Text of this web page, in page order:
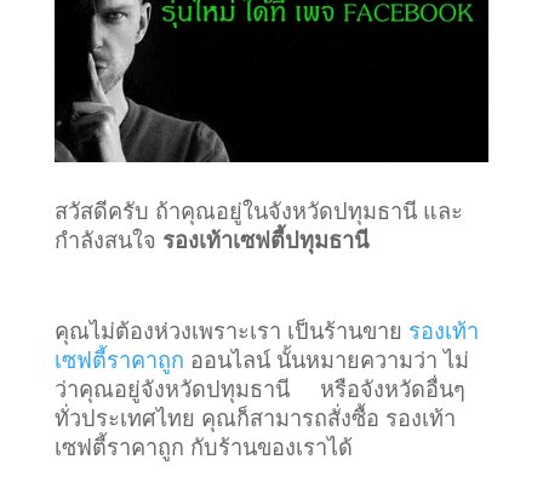
สวัสดีครับ ถ้าคุณอยู่ในจังหวัดปทุมธานี และ
กำลังสนใจ รองเท้าเซฟตี้ปทุมธานี
คุณไม่ต้องห่วงเพราะเรา เป็นร้านขาย รองเท้า
เซฟตี้ราคาถูก ออนไลน์ นั้นหมายความว่า ไม่
ว่าคุณอยู่จังหวัดปทุมธานี หรือจังหวัดอื่นๆ
ทั่วประเทศไทย คุณก็สามารถสั่งซื้อ รองเท้า
เซฟตี้ราคาถูก กับร้านของเราได้